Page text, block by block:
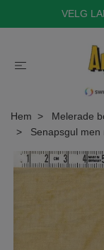
VELG
Hem
Melerade
Senapsgul